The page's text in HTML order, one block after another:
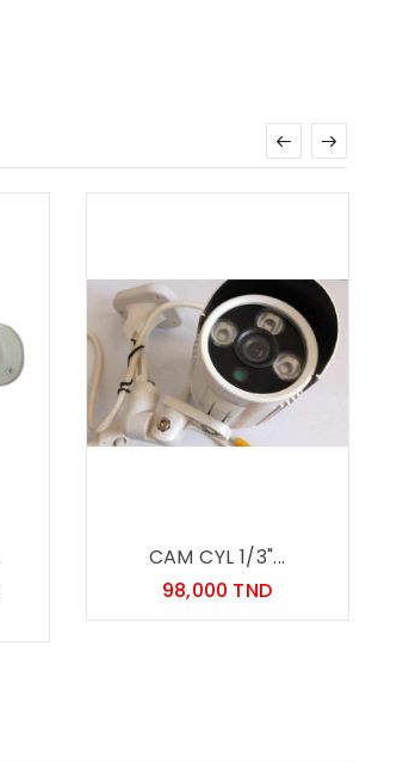
CAM CYL 1/3"...
98,000 TNDPrix